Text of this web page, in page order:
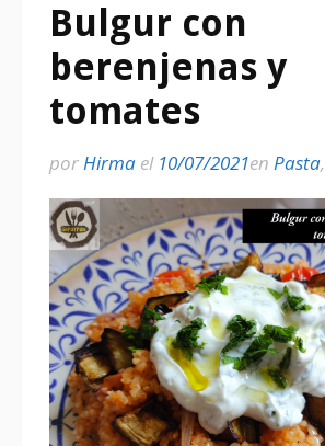
Bulgur con
berenjenas y
tomates
porHirma el 10/07/2021en Pasta,